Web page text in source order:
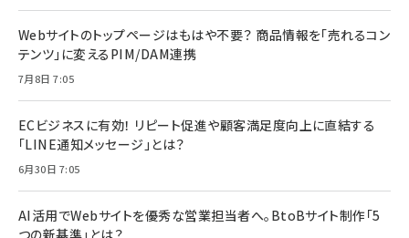
Webサイトのトップページはもはや不要？ 商品情報を「売れるコン
テンツ」に変えるPIM/DAM連携
7月8日 7:05
ECビジネスに有効！ リピート促進や顧客満足度向上に直結する
「LINE通知メッセージ」とは？
6月30日 7:05
AI活用でWebサイトを優秀な営業担当者へ。BtoBサイト制作「5
つの新基準」とは？